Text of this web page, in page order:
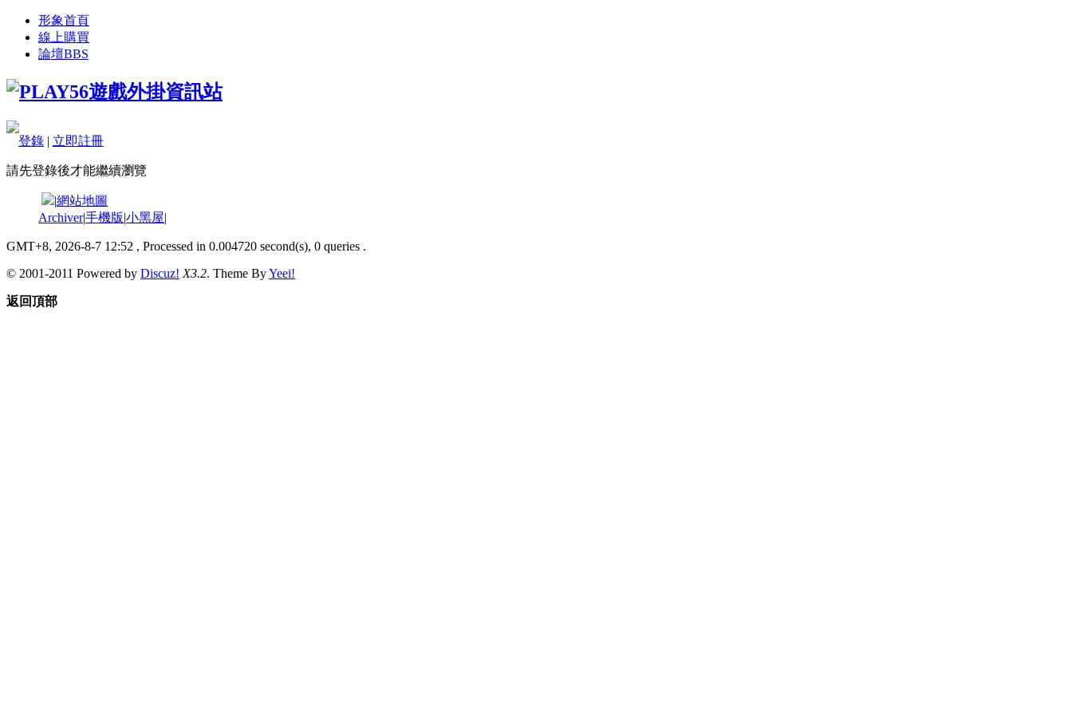
形象首頁
線上購買
論壇BBS
登錄 | 立即註冊
請先登錄後才能繼續瀏覽
|網站地圖
Archiver|手機版|小黑屋|
GMT+8, 2026-8-7 12:52 , Processed in 0.004720 second(s), 0 queries .
© 2001-2011 Powered by Discuz! X3.2. Theme ByYeei!
返回頂部